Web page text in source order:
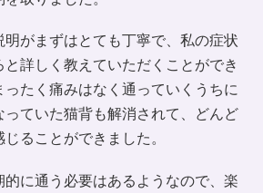
明がまずはとても丁寧で、私の症状
と詳しく教えていただくことができ
ったく痛みはなく通っていくうちに
っていた猫背も解消されて、どんど
ることができました。
的に通う必要はあるようなので、楽